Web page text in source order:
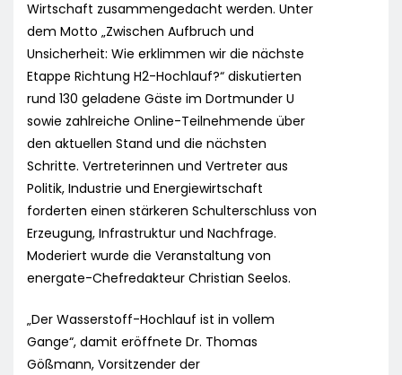
Wirtschaft zusammengedacht werden. Unter
dem Motto „Zwischen Aufbruch und
Unsicherheit: Wie erklimmen wir die nächste
Etappe Richtung H2-Hochlauf?“ diskutierten
rund 130 geladene Gäste im Dortmunder U
sowie zahlreiche Online-Teilnehmende über
den aktuellen Stand und die nächsten
Schritte. Vertreterinnen und Vertreter aus
Politik, Industrie und Energiewirtschaft
forderten einen stärkeren Schulterschluss von
Erzeugung, Infrastruktur und Nachfrage.
Moderiert wurde die Veranstaltung von
energate-Chefredakteur Christian Seelos.
„Der Wasserstoff-Hochlauf ist in vollem
Gange“, damit eröffnete Dr. Thomas
Gößmann, Vorsitzender der